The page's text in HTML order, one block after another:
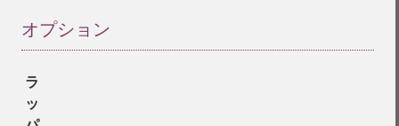
オプション
ラ
ッ